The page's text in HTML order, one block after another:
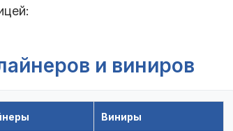
и виниров
Виниры